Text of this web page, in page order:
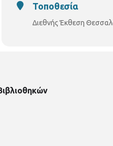
Τοποθεσία
Διεθνής Έκθεση